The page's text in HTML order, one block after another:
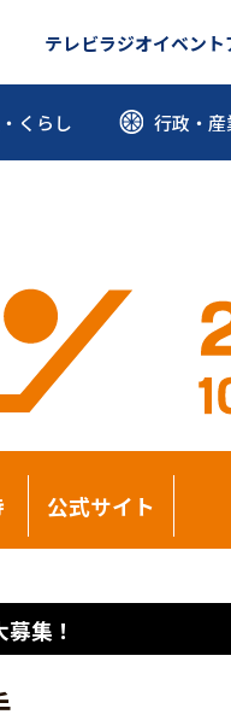
テレビラジオイベント
くらし 行政・産
公式サイト
集！